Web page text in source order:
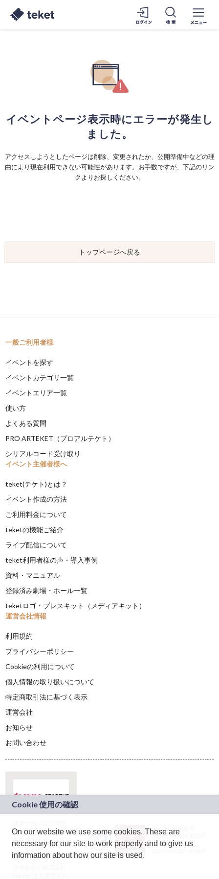
イベントページ表示時にエラーが発生し
ました。
アクセスしようとしたページは削除、変更されたか、公開準備中などの理
由により現在利用できない可能性があります。お手数ですが、下記のリン
クよりお探しください。
トップページへ戻る
一般ご利用者様
イベントを探す
イベントカテゴリ一覧
イベントエリア一覧
使い方
よくある質問
PRO ARTEKET（プロアルテケト）
シリアルコード受け取り
イベント主催者様へ
teket(テケト)とは？
イベント作成の方法
ご利用料金について
teketの機能ご紹介
ライブ配信について
teket利用者様の声・導入事例
資料・マニュアル
登録済み劇場・ホール一覧
teketロゴ・プレスキット（メディアキット）
運営会社情報
利用規約
プライバシーポリシー
Cookieの利用について
個人情報の取り扱いについて
特定商取引法に基づく表示
運営会社
お知らせ
お問い合わせ
ドコモグループの新
規事業創出プログラ
ム「docomo
STARTUP」を通じて
JASRAC許諾番号：
9024936001Y45037
JASRAC許諾番号：
On our website we use some cookies. These are
necessary for our site to work properly and to give us
information about how our site is used.